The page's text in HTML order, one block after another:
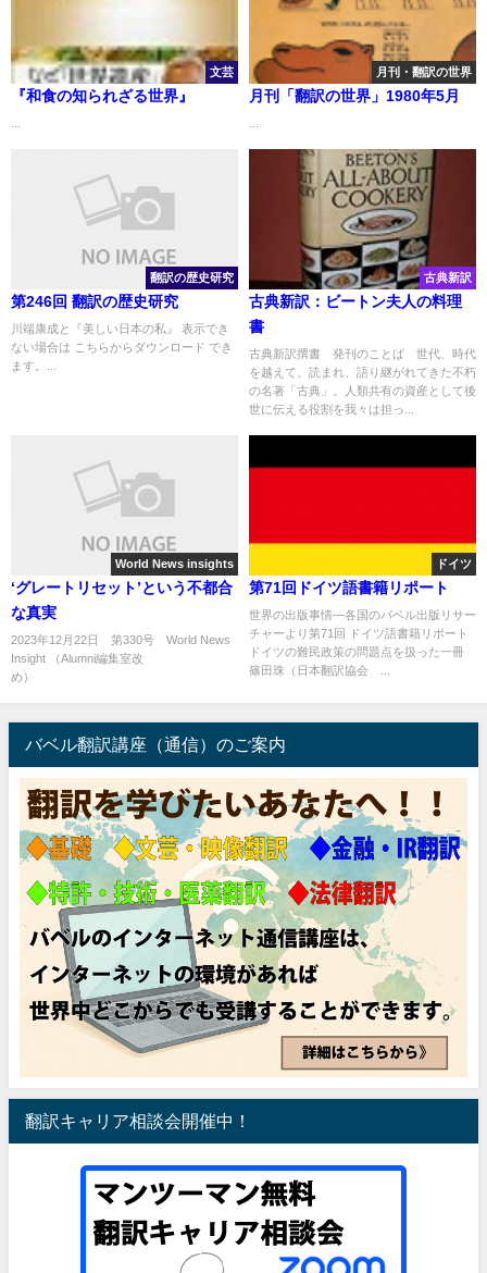
文芸
『和食の知られざる世界』
月刊・翻訳の世界
月刊「翻訳の世界」1980年5月
翻訳の歴史研究
第246回 翻訳の歴史研究
川端康成と『美しい日本の私』 表示でき
ない場合は こちらからダウンロード でき
ます。...
古典新訳
古典新訳：ビートン夫人の料理
書
古典新訳撰書 発刊のことば 世代、時代
を越えて、読まれ、語り継がれてきた不朽
の名著「古典」。人類共有の資産として後
世に伝える役割を我々は担っ...
World News insights
‘グレートリセット’という不都合
な真実
2023年12月22日 第330号 World News
Insight （Alumni編集室改
め） ...
ドイツ
第71回ドイツ語書籍リポート
世界の出版事情―各国のバベル出版リサー
チャーより第71回 ドイツ語書籍リポート
ドイツの難民政策の問題点を扱った一冊
篠田珠（日本翻訳協会 ...
バベル翻訳講座（通信）のご案内
翻訳キャリア相談会開催中！